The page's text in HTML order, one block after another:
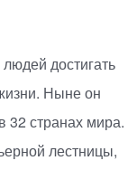
достигать
Ныне он
32 странах мира.
лестницы,